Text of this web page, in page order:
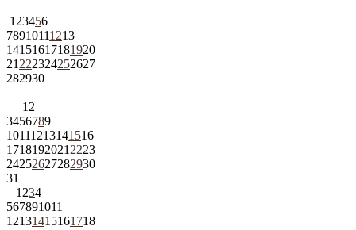
1 23456
78910111213
14151617181920
21 222324252627
282930
1 2
3456789
10111213141516
1718192021 2223
24252627282930
31
1 234
567891011
12131415161718